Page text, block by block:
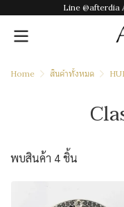
Line @afterdia
Home สินค้าทั้งหมด
พบสินค้า 4 ชิ้น